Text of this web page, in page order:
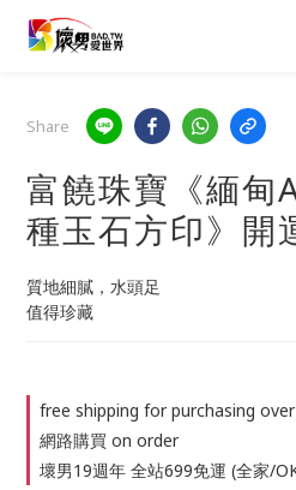
Share
富饒珠寶《緬甸
種玉石方印》開
質地細膩，水頭足
值得珍藏
free shipping for purchasing
網路購買 on order
壞男19週年 全站699免運 (全家/